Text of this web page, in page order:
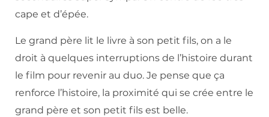
cape et d’épée.
Le grand père lit le livre à son petit fils, on a le
droit à quelques interruptions de l’histoire durant
le film pour revenir au duo. Je pense que ça
renforce l’histoire, la proximité qui se crée entre le
grand père et son petit fils est belle.